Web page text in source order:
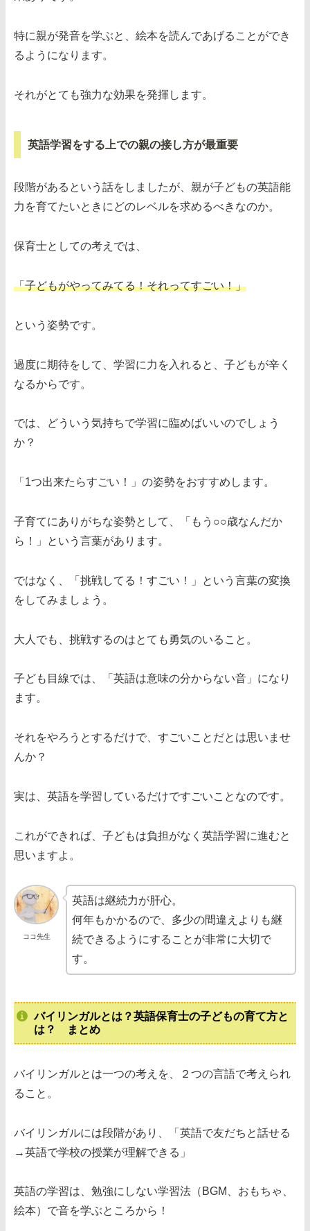
特に親が発音を学ぶと、絵本を読んであげることができ
るようになります。
それがとても強力な効果を発揮します。
英語学習をする上での親の接し方が最重要
段階があるという話をしましたが、親が子どもの英語能
力を育てたいときにどのレベルを求めるべきなのか。
保育士としての考えでは、
「子どもがやってみてる！それってすごい！」
という姿勢です。
過度に期待をして、学習に力を入れると、子どもが辛く
なるからです。
では、どういう気持ちで学習に臨めばいいのでしょう
か？
「1つ出来たらすごい！」の姿勢をおすすめします。
子育てにありがちな姿勢として、「もう○○歳なんだか
ら！」という言葉があります。
ではなく、「挑戦してる！すごい！」という言葉の変換
をしてみましょう。
大人でも、挑戦するのはとても勇気のいること。
子ども目線では、「英語は意味の分からない音」になり
ます。
それをやろうとするだけで、すごいことだとは思いませ
んか？
実は、英語を学習しているだけですごいことなのです。
これができれば、子どもは負担がなく英語学習に進むと
思いますよ。
ココ先生
英語は継続力が肝心。
何年もかかるので、多少の間違えよりも継
続できるようにすることが非常に大切で
す。
バイリンガルとは？英語保育士の子どもの育て方と
は？ まとめ
バイリンガルとは一つの考えを、２つの言語で考えられ
ること。
バイリンガルには段階があり、「英語で友だちと話せる
→英語で学校の授業が理解できる」
英語の学習は、勉強にしない学習法（BGM、おもちゃ、
絵本）で音を学ぶところから！